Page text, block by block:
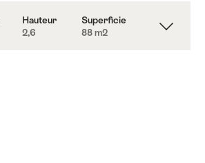
Hauteur
2,6
Superficie
88 m2